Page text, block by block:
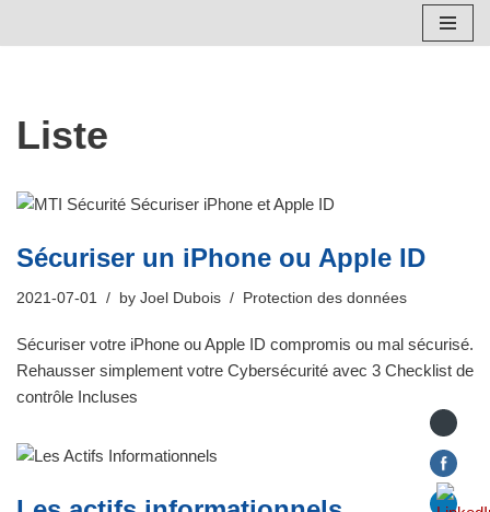
Liste
Sécuriser un iPhone ou Apple ID
2021-07-01 by Joel Dubois Protection des données
Sécuriser votre iPhone ou Apple ID compromis ou mal sécurisé.
Rehausser simplement votre Cybersécurité avec 3 Checklist de
contrôle Incluses